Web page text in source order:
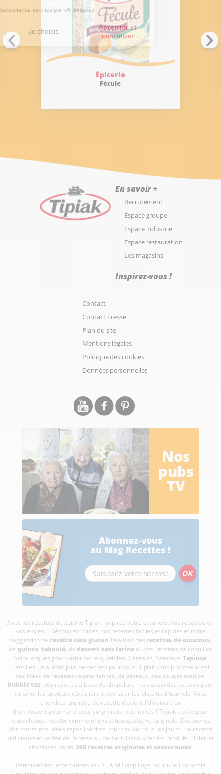
Épicerie
Fécule
En savoir +
Recrutement
Espace groupe
Espace industrie
Espace restauration
Les magasins
Inspirez-vous !
Contact
Contact Presse
Plan du site
Mentions légales
Politique des cookies
Données personnelles
Nos
pubs
TV
Abonnez-vous
au Mag Recettes !
Avec les recettes de cuisine Tipiak, inspirez votre cuisine et vos repas selon
vos envies... Découvrez toutes nos recettes faciles et rapides et notre
suggestion de recette sans gluten. Réalisez des recettes de couscous,
de quinoa, taboulé, de dessert sans farine ou des recettes de coquilles
Saint Jacques pour varier votre quotidien. Céréales, Semoule, Tapioca,
Lentilles... n'auront plus de secrets pour vous. Tipiak vous propose aussi
des idées de recettes végétariennes, de gâteaux, des soupes maison,
bubble tea, des recettes à base de chapelure mais aussi des astuces pour
cuisiner les produits céréaliers et revisiter les plats traditionnels. Vous
cherchez une idée de recette d'apéritif dînatoire ou
d'un dessert gourmand pour surprendre vos invités ? Tipiak a créé pour
vous chaque recette comme une création gustative originale. Découvrez
vite toutes nos idées repas inédites pour trouver tous les jours une recette
délicieuse et variée de l'entrée au dessert. Découvrez les produits Tipiak et
choisissez parmi 300 recettes originales et savoureuses.
Retrouvez les informations AGEC, Anti Gaspillage pour une Economie